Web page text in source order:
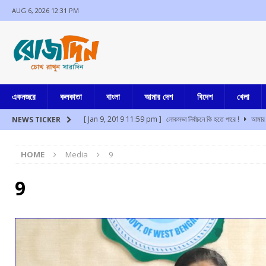
AUG 6, 2026 12:31 PM
একনজরে কলকাতা বাংলা আমার দেশ বিদেশ খেলা
NEWS TICKER [ Jan 9, 2019 11:59 pm ] লোকসভা নির্বাচনে কি হতে পারে !
আমার
[ Aug 6, 2026 12:03 pm ]
আবার কি বড় ধাক্কা খেতে চলেছে
বাড়ছে গ্রেফতারির আশঙ্কা, জমি দূর্নীতি
বাংলা
[ Aug 6, 2026 10:28 am ] বাংলার বাড়ি প্রকল্প-এর দ্বিতীয় কিস্তির
[ Jul 17, 2024 3:35 pm ] চুরির অপবাদে একই পরিবারের ৩ সদস্যকে
HOME Media 9
9